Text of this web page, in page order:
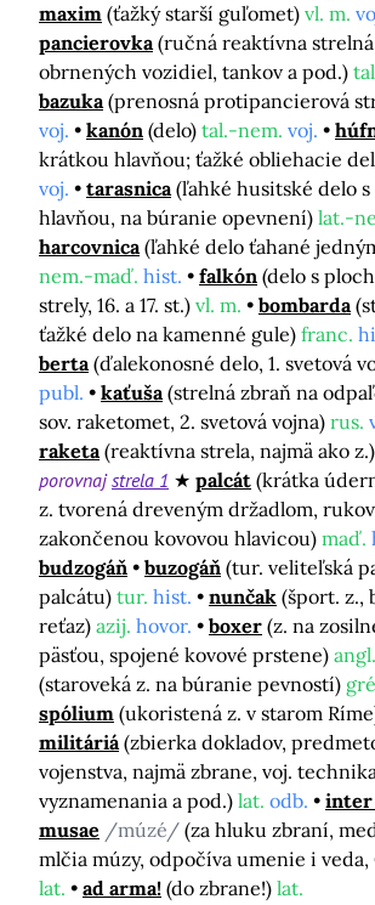
maxim (ťažký starší guľomet) vl. m.
pancierovka (ručná reaktívna
obrnených vozidiel, tankov a pod.)
bazuka (prenosná protipancierová
voj.
kanón (delo) tal.-nem. voj.
krátkou hlavňou; ťažké obliehacie
voj.
tarasnica (ľahké husitské delo
hlavňou, na búranie opevnení) lat.-
harcovnica (ľahké delo ťahané
nem.-maď. hist. falkón (delo s
strely, 16. a 17. st.) vl. m. bombarda
ťažké delo na kamenné gule) franc.
berta (ďalekonosné delo, 1. svetová
publ.
kaťuša (strelná zbraň na
sov. raketomet, 2. svetová vojna) rus.
raketa (reaktívna strela, najmä ako z.)
porovnajstrela 1 palcát (krátka
z. tvorená dreveným držadlom,
zakončenou kovovou hlavicou) maď.
budzogáň
buzogáň (tur. veliteľská
palcátu) tur. hist. nunčak (šport. z.,
reťaz) azij. hovor. boxer (z. na
päsťou, spojené kovové prstene) angl.
(staroveká z. na búranie pevností)
spólium (ukoristená z. v starom
militáriá (zbierka dokladov,
vojenstva, najmä zbrane, voj.
vyznamenania a pod.) lat. odb.
inter
musae /múzé/ (za hluku zbraní,
mlčia múzy, odpočíva umenie i
lat.
ad arma! (do zbrane!) lat.